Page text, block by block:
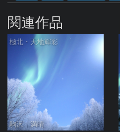
関連作品
極北・天地輝彩
駒沢 満晴